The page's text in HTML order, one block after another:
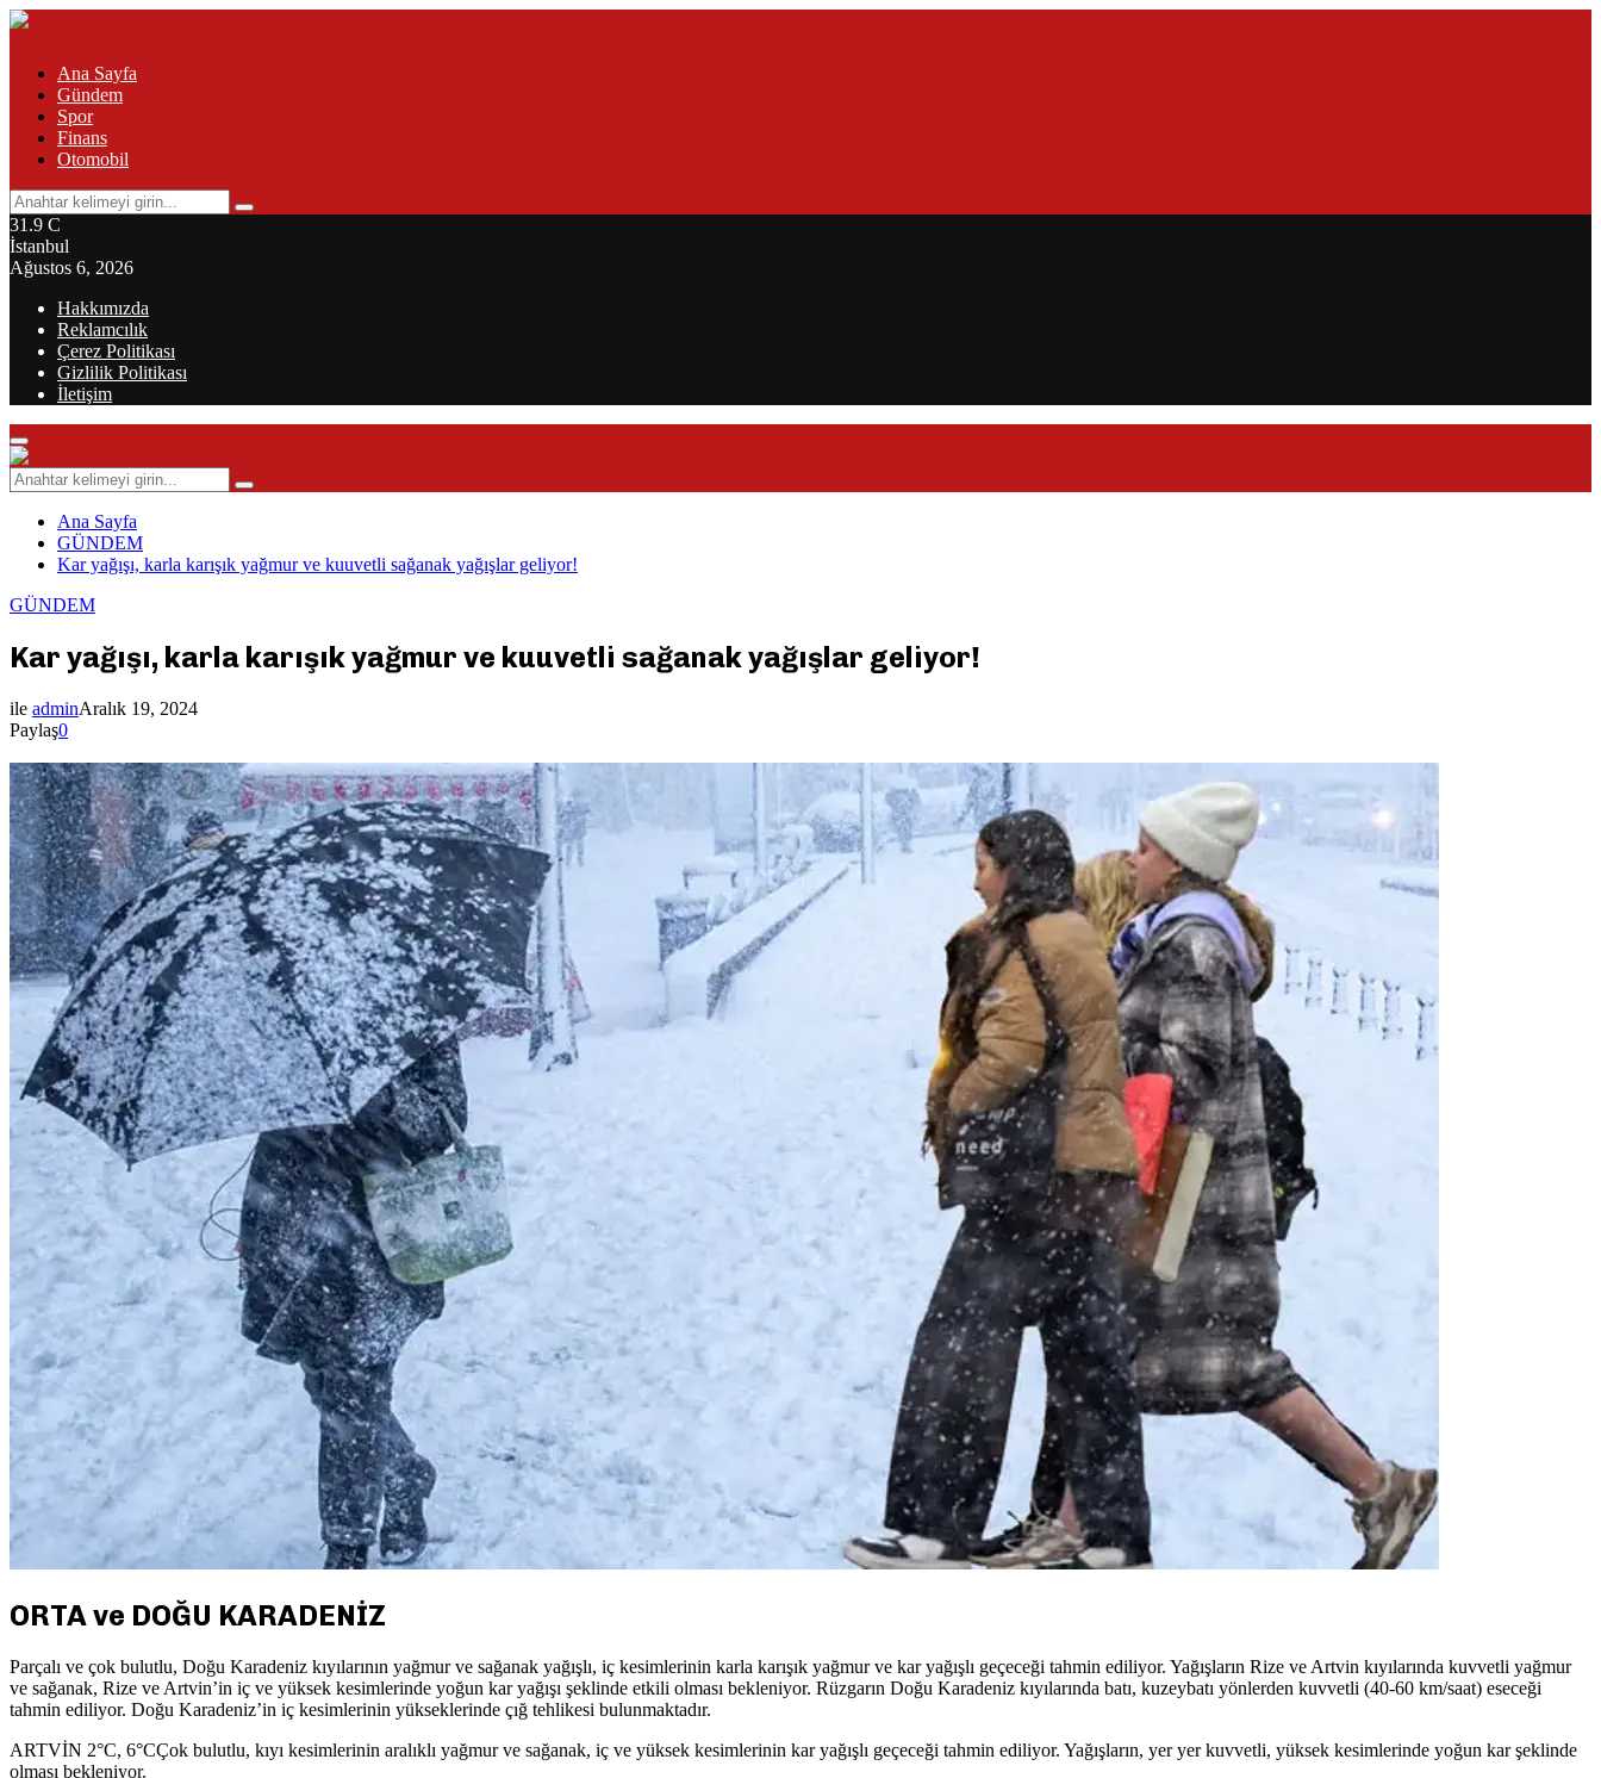
Ana Sayfa
Gündem
Spor
Finans
Otomobil
Search
for:
Search
31.9 C
İstanbul
Ağustos 6, 2026
Hakkımızda
Reklamcılık
Çerez Politikası
Gizlilik Politikası
İletişim
Primary
Menu
Search
for:
Search
Ana Sayfa
GÜNDEM
Kar yağışı, karla karışık yağmur ve kuuvetli sağanak yağışlar geliyor!
GÜNDEM
Kar yağışı, karla karışık yağmur ve kuuvetli sağanak yağışlar geliyor!
ile adminAralık 19, 2024
Paylaş0
ORTA ve DOĞU KARADENİZ
Parçalı ve çok bulutlu, Doğu Karadeniz kıyılarının yağmur ve sağanak yağışlı, iç kesimlerinin karla karışık yağmur ve kar yağışlı geçeceği tahmin ediliyor. Yağışların Rize ve Artvin kıyılarında kuvvetli yağmur
ve sağanak, Rize ve Artvin’in iç ve yüksek kesimlerinde yoğun kar yağışı şeklinde etkili olması bekleniyor. Rüzgarın Doğu Karadeniz kıyılarında batı, kuzeybatı yönlerden kuvvetli (40-60 km/saat) eseceği
tahmin ediliyor. Doğu Karadeniz’in iç kesimlerinin yükseklerinde çığ tehlikesi bulunmaktadır.
ARTVİN 2°C, 6°CÇok bulutlu, kıyı kesimlerinin aralıklı yağmur ve sağanak, iç ve yüksek kesimlerinin kar yağışlı geçeceği tahmin ediliyor. Yağışların, yer yer kuvvetli, yüksek kesimlerinde yoğun kar şeklinde
olması bekleniyor.